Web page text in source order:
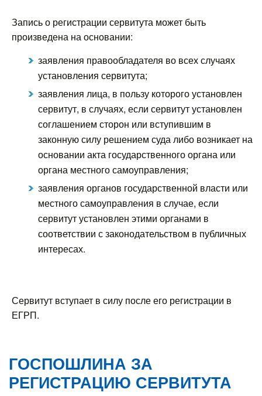
Запись о регистрации сервитута может быть
произведена на основании:
заявления правообладателя во всех случаях
установления сервитута;
заявления лица, в пользу которого установлен
сервитут, в случаях, если сервитут установлен
соглашением сторон или вступившим в
законную силу решением суда либо возникает на
основании акта государственного органа или
органа местного самоуправления;
заявления органов государственной власти или
местного самоуправления в случае, если
сервитут установлен этими органами в
соответствии с законодательством в публичных
интересах.
Сервитут вступает в силу после его регистрации в
ЕГРП.
ГОСПОШЛИНА ЗА
РЕГИСТРАЦИЮ СЕРВИТУТА